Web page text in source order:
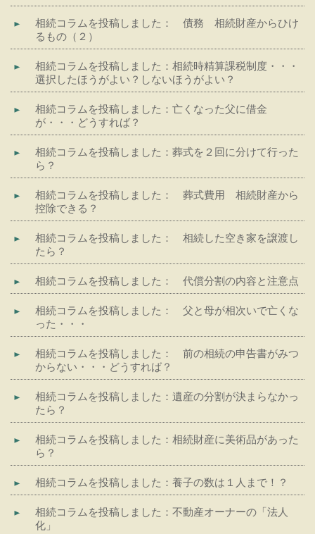
相続コラムを投稿しました： 債務 相続財産からひけ
るもの（２）
相続コラムを投稿しました：相続時精算課税制度・・・
選択したほうがよい？しないほうがよい？
相続コラムを投稿しました：亡くなった父に借金
が・・・どうすれば？
相続コラムを投稿しました：葬式を２回に分けて行った
ら？
相続コラムを投稿しました： 葬式費用 相続財産から
控除できる？
相続コラムを投稿しました： 相続した空き家を譲渡し
たら？
相続コラムを投稿しました： 代償分割の内容と注意点
相続コラムを投稿しました： 父と母が相次いで亡くな
った・・・
相続コラムを投稿しました： 前の相続の申告書がみつ
からない・・・どうすれば？
相続コラムを投稿しました：遺産の分割が決まらなかっ
たら？
相続コラムを投稿しました：相続財産に美術品があった
ら？
相続コラムを投稿しました：養子の数は１人まで！？
相続コラムを投稿しました：不動産オーナーの「法人
化」